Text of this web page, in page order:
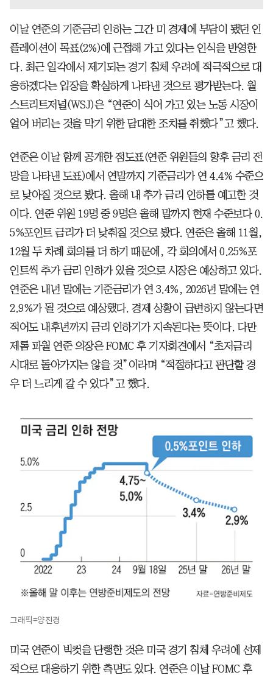
이날 연준의 기준금리 인하는 그간 미 경제에 부담이 됐던 인
플레이션이 목표(2%)에 근접해 가고 있다는 인식을 반영한
다. 최근 일각에서 제기되는 경기 침체 우려에 적극적으로 대
응하겠다는 입장을 확실하게 나타낸 것으로 평가받는다. 월
스트리트저널(WSJ)은 “연준이 식어 가고 있는 노동 시장이
얼어 버리는 것을 막기 위한 담대한 조치를 취했다”고 했다.
연준은 이날 함께 공개한 점도표(연준 위원들의 향후 금리 전
망을 나타낸 도표)에서 연말까지 기준금리가 연 4.4% 수준으
로 낮아질 것으로 봤다. 올해 내 추가 금리 인하를 예고한 것
이다. 연준 위원 19명 중 9명은 올해 말까지 현재 수준보다 0.
5%포인트 금리가 더 낮춰질 것으로 봤다. 연준은 올해 11월,
12월 두 차례 회의를 더 하기 때문에, 각 회의에서 0.25%포
인트씩 추가 금리 인하가 있을 것으로 시장은 예상하고 있다.
연준은 내년 말에는 기준금리가 연 3.4%, 2026년 말에는 연
2.9%가 될 것으로 예상했다. 경제 상황이 급변하지 않는다면
적어도 내후년까지 금리 인하기가 지속된다는 뜻이다. 다만
제롬 파월 연준 의장은 FOMC 후 기자회견에서 “초저금리
시대로 돌아가지는 않을 것”이라며 “적절하다고 판단할 경
우 더 느리게 갈 수 있다”고 했다.
그래픽=양진경
미국 연준이 빅컷을 단행한 것은 미국 경기 침체 우려에 선제
적으로 대응하기 위한 측면도 있다. 연준은 이날 FOMC 후